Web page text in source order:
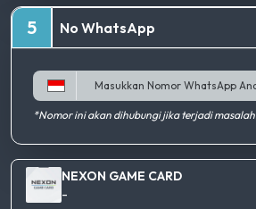
5 No WhatsApp
*Nomor ini akan dihubungi jika terjadi masalah
NEXON GAME CARD
-